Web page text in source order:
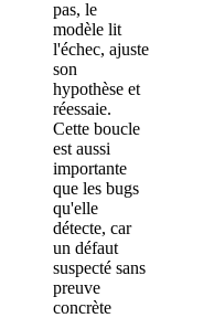
pas, le
modèle lit
l'échec, ajuste
son
hypothèse et
réessaie.
Cette boucle
est aussi
importante
que les bugs
qu'elle
détecte, car
un défaut
suspecté sans
preuve
concrète